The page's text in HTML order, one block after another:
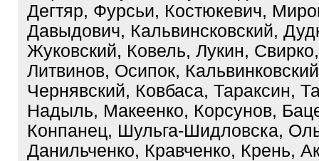
Дегтяр, Фурсьи, Костюкевич,
Давыдович, Кальвинсковский,
Жуковский, Ковель, Лукин,
Литвинов, Осипок,
Чернявский, Ковбаса, Тараксин,
Надыль, Макеенко, Корсунов,
Конпанец, Шульга-Шидловска,
Данильченко, Кравченко, Крень,